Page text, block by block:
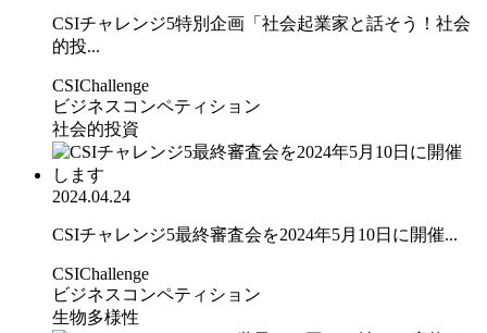
CSIチャレンジ5特別企画「社会起業家と話そう！社会
的投...
CSIChallenge
ビジネスコンペティション
社会的投資
2024.04.24
CSIチャレンジ5最終審査会を2024年5月10日に開催...
CSIChallenge
ビジネスコンペティション
生物多様性